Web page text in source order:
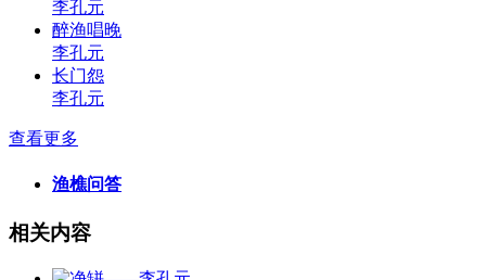
李孔元
醉渔唱晚
李孔元
长门怨
李孔元
查看更多
渔樵问答
相关内容